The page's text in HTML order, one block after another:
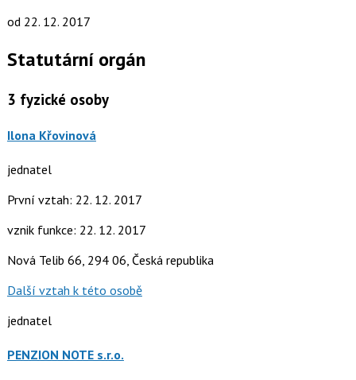
od 22. 12. 2017
Statutární orgán
3 fyzické osoby
Ilona Křovinová
jednatel
První vztah: 22. 12. 2017
vznik funkce: 22. 12. 2017
Nová Telib 66, 294 06, Česká republika
Další vztah k této osobě
jednatel
PENZION NOTE s.r.o.